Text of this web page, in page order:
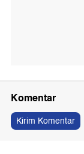
Komentar
Kirim Komentar